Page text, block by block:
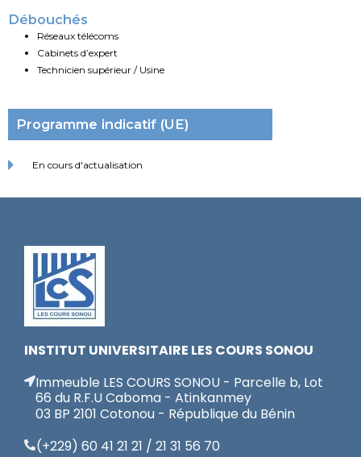
Débouchés
Réseaux télécoms
Cabinets d’expert
Technicien supérieur / Usine
Programme indicatif (UE)
En cours d'actualisation
INSTITUT UNIVERSITAIRE LES COURS SONOU
Immeuble LES COURS SONOU - Parcelle b, Lot
66 du R.F.U Caboma - Atinkanmey
03 BP 2101 Cotonou - République du Bénin
(+229) 60 41 21 21 / 21 31 56 70